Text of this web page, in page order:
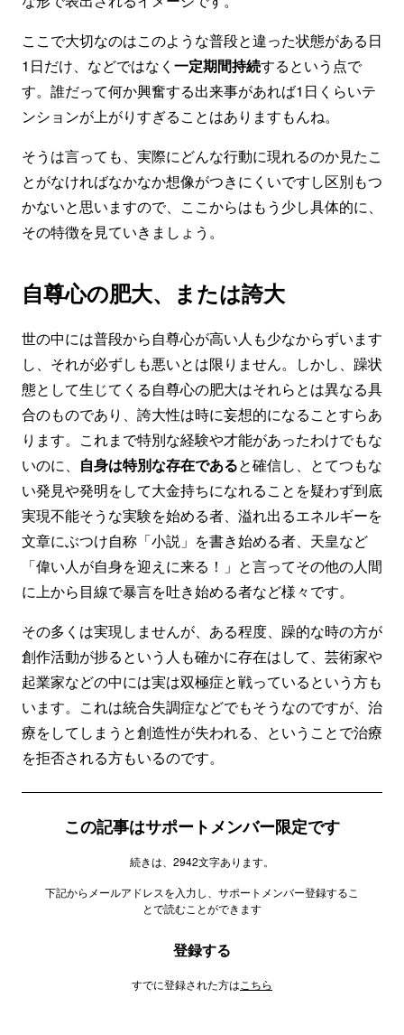
ここで大切なのはこのような普段と違った状態がある日
1日だけ、などではなく 一定期間持続するという点で
す。誰だって何か興奮する出来事があれば1日くらいテ
ンションが上がりすぎることはありますもんね。
そうは言っても、実際にどんな行動に現れるのか見たこ
とがなければなかなか想像がつきにくいですし区別もつ
かないと思いますので、ここからはもう少し具体的に、
その特徴を見ていきましょう。
自尊心の肥大、または誇大
世の中には普段から自尊心が高い人も少なからずいます
し、それが必ずしも悪いとは限りません。しかし、躁状
態として生じてくる自尊心の肥大はそれらとは異なる具
合のものであり、誇大性は時に妄想的になることすらあ
ります。これまで特別な経験や才能があったわけでもな
いのに、 自身は特別な存在であると確信し、とてつもな
い発見や発明をして大金持ちになれることを疑わず到底
実現不能そうな実験を始める者、溢れ出るエネルギーを
文章にぶつけ自称「小説」を書き始める者、天皇など
「偉い人が自身を迎えに来る！」と言ってその他の人間
に上から目線で暴言を吐き始める者など様々です。
その多くは実現しませんが、ある程度、躁的な時の方が
創作活動が捗るという人も確かに存在はして、芸術家や
起業家などの中には実は双極症と戦っているという方も
います。これは統合失調症などでもそうなのですが、治
療をしてしまうと創造性が失われる、ということで治療
を拒否される方もいるのです。
この記事はサポートメンバー限定です
続きは、2942文字あります。
下記からメールアドレスを入力し、サポートメンバー登録するこ
とで読むことができます
登録する
すでに登録された方は こちら